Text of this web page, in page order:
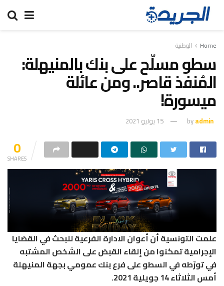
Home الوطنية
سطو مسلّح على بنك بالمنيهلة:
المُنفذ قاصر.. ومن عائلة
ميسورة!
byadmin 15 يوليو 2021
0
SHARES
علمت التونسية أن أعوان الادارة الفرعية للبحث في القضايا
الإجرامية تمكنوا من إلقاء القبض على الشخص المشتبه
في تورّطه في السطو على فرع بنك عمومي بجهة المنيهلة
أمس الثلاثاء 14 جويلية 2021.